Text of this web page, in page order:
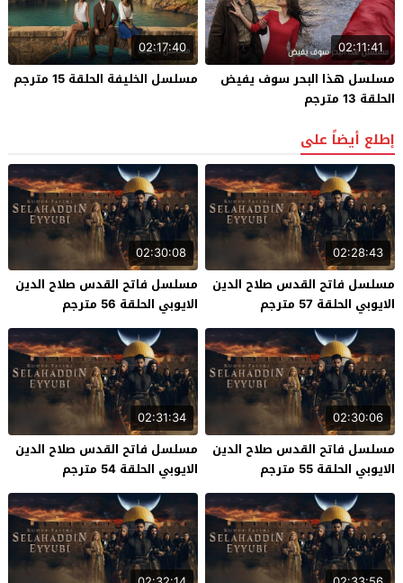
02:11:41
مسلسل هذا البحر سوف يفيض
الحلقة 13 مترجم
02:17:40
مسلسل الخليفة الحلقة 15 مترجم
إطلع أيضاً على
02:28:43
مسلسل فاتح القدس صلاح الدين
الايوبي الحلقة 57 مترجم
02:30:08
مسلسل فاتح القدس صلاح الدين
الايوبي الحلقة 56 مترجم
02:30:06
مسلسل فاتح القدس صلاح الدين
الايوبي الحلقة 55 مترجم
02:31:34
مسلسل فاتح القدس صلاح الدين
الايوبي الحلقة 54 مترجم